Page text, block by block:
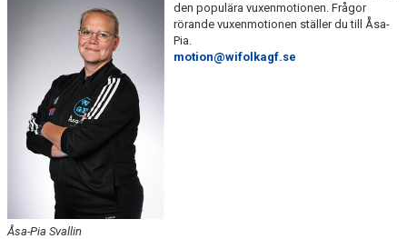
Åsa-Pia Svallin
den populära vuxenmotionen. Frågor
rörande vuxenmotionen ställer du till Åsa-
Pia.
motion@wifolkagf.se